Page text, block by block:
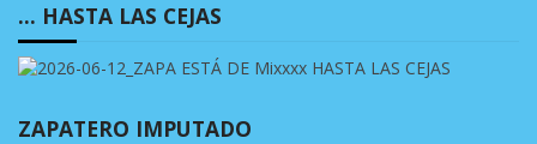
… HASTA LAS CEJAS
ZAPATERO IMPUTADO